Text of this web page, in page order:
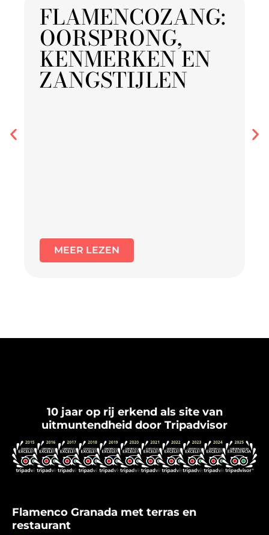
FLAMENCOZANG:
OORSPRONG,
KENMERKEN EN
ZANGSTIJLEN
MEER LEZEN
10 jaar op rij erkend als site van
uitmuntendheid door Tripadvisor
Flamenco Granada met terras en
restaurant